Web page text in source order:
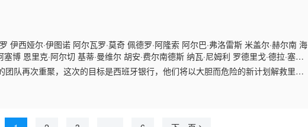
伊西娅尔·伊图诺 阿尔瓦罗·莫奇 佩德罗·阿隆索 阿尔巴·弗洛雷斯 米盖尔·赫尔南 海
塞博 恩里克·阿尔切 基蒂·曼维尔 胡安·费尔南德斯 纳瓦·尼姆利 罗德里戈·德拉·塞尔
尔南多·卡约
队再次重聚，这次的目标是西班牙银行，他们将以大胆而危险的新计划解救里